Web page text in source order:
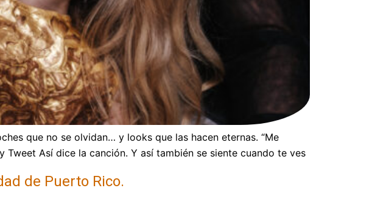
que no se olvidan… y looks que las hacen eternas. “Me
Tweet Así dice la canción. Y así también se siente cuando te ves
de Puerto Rico.